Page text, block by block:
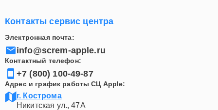
Контакты сервис центра
Электронная почта:
info@screm-apple.ru
Контактный телефон:
+7 (800) 100-49-87
Адрес и график работы СЦ Apple:
г. Кострома
Никитская ул., 47А